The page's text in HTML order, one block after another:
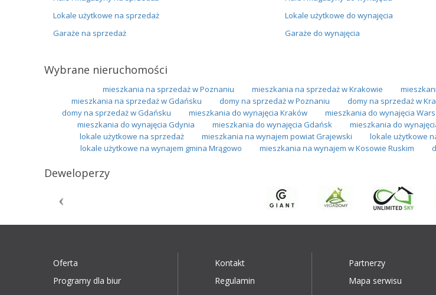
Lokale użytkowe na sprzedaż
Garaże na sprzedaż
Lokale użytkowe do wynajęcia
Garaże do wynajęcia
Wybrane nieruchomości
mieszkania na sprzedaż w Poznaniu mieszkania na sprzedaż w Krakowie
mieszkania na sprzedaż w Gdańsku
domy na sprzedaż w Poznaniu domy na sprzedaż w
domy na sprzedaż w Gdańsku
mieszkania do wynajęcia Kraków mieszkania do wynajęcia
mieszkania do wynajęcia Gdynia
mieszkania do wynajęcia Gdańsk mieszkania do
lokale użytkowe na sprzedaż
mieszkania na wynajem powiat Grajewski lokale użytkowe
lokale użytkowe na wynajem gmina Mrągowo
mieszkania na wynajem w Kosowie Ruskim
Deweloperzy
Oferta
Programy dla biur
Kontakt
Regulamin
Partnerzy
Mapa serwisu